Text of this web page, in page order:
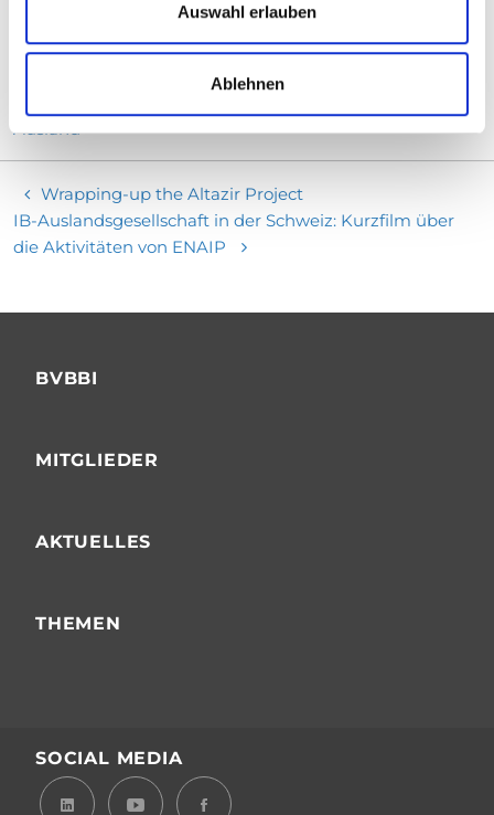
Auswahl erlauben
Ablehnen
Mehr Informationen:
IB en: proWOOD - Promoting Competence in Wood
Ausland
Wrapping-up the Altazir Project
IB-Auslandsgesellschaft in der Schweiz: Kurzfilm über
die Aktivitäten von ENAIP
BVBBI
MITGLIEDER
AKTUELLES
THEMEN
SOCIAL MEDIA